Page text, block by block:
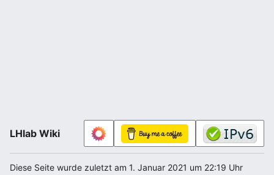
LHlab Wiki
Diese Seite wurde zuletzt am 1. Januar 2021 um 22:19 Uhr